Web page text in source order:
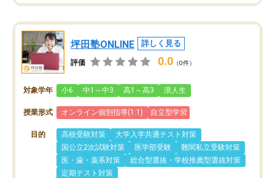
坪田塾ONLINE 詳しく見る
評価 0.0 （0件）
対象学年 小6 中1～中3 高1～高3 浪人生
授業形式 オンライン個別指導(1:1) 自立型学習
目的 高校受験対策
大学入学共通テスト対策
国公立2次試験対策
医学部受験
難関私立受験対策
医・歯・薬系対策
総合型選抜・学校推薦型選抜対策
定期テスト対策